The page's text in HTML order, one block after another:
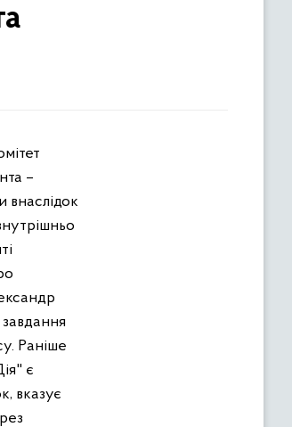
–
внаслідок
Раніше
є
вказує